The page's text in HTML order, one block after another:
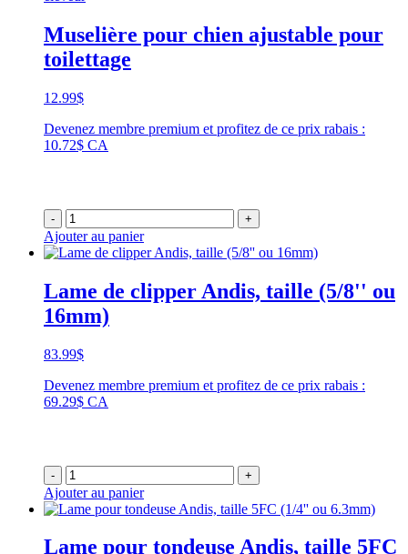
Muselière pour chien ajustable pour
toilettage
12.99$
Devenez membre premium et profitez de ce prix rabais :
10.72$ CA
- +
Ajouter au panier
Lame de clipper Andis, taille (5/8'' ou
16mm)
83.99$
Devenez membre premium et profitez de ce prix rabais :
69.29$ CA
- +
Ajouter au panier
Lame pour tondeuse Andis, taille 5FC